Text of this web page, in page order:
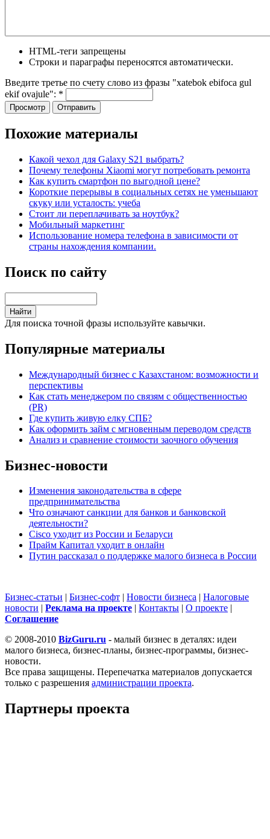
HTML-теги запрещены
Строки и параграфы переносятся автоматически.
Введите третье по счету слово из фразы "xatebok ebifoca gul
ekif ovajule": *
Похожие материалы
Какой чехол для Galaxy S21 выбрать?
Почему телефоны Xiaomi могут потребовать ремонта
Как купить смартфон по выгодной цене?
Короткие перерывы в социальных сетях не уменьшают
скуку или усталость: учеба
Стоит ли переплачивать за ноутбук?
Мобильный маркетинг
Использование номера телефона в зависимости от
страны нахождения компании.
Поиск по сайту
Для поиска точной фразы используйте кавычки.
Популярные материалы
Международный бизнес с Казахстаном: возможности и
перспективы
Как стать менеджером по связям с общественностью
(PR)
Где купить живую елку СПБ?
Как оформить займ с мгновенным переводом средств
Анализ и сравнение стоимости заочного обучения
Бизнес-новости
Изменения законодательства в сфере
предпринимательства
Что означают санкции для банков и банковской
деятельности?
Cisco уходит из России и Беларуси
Прайм Капитал уходит в онлайн
Путин рассказал о поддержке малого бизнеса в России
Бизнес-статьи | Бизнес-софт | Новости бизнеса | Налоговые
новости | Реклама на проекте | Контакты | О проекте |
Cоглашение
© 2008-2010 BizGuru.ru - малый бизнес в деталях: идеи
малого бизнеса, бизнес-планы, бизнес-программы, бизнес-
новости.
Все права защищены. Перепечатка материалов допускается
только с разрешения администрации проекта.
Партнеры проекта